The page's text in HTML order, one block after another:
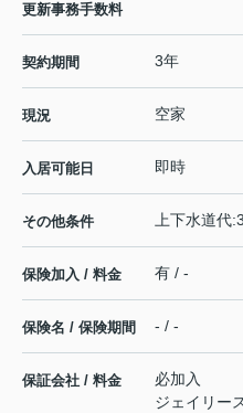
更新事務手数料
契約期間 3年
現況 空家
入居可能日 即時
その他条件 上下水道代
保険加入 / 料金 有 / -
保険名 / 保険期間 - / -
保証会社 / 料金
必加入
ジェイリー